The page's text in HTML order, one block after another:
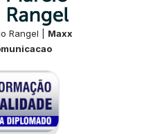
Rangel | Maxx